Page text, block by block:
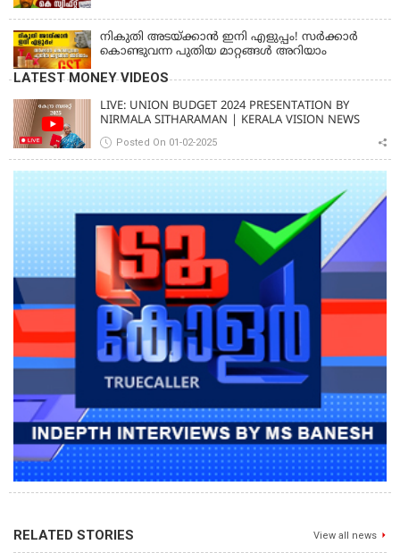
നികുതി അടയ്ക്കാൻ ഇനി എളുപ്പം! സർക്കാർ
കൊണ്ടുവന്ന പുതിയ മാറ്റങ്ങൾ അറിയാം
LATEST MONEY VIDEOS
LIVE: UNION BUDGET 2024 PRESENTATION BY
NIRMALA SITHARAMAN | KERALA VISION NEWS
Posted On 01-02-2025
RELATED STORIES View all news